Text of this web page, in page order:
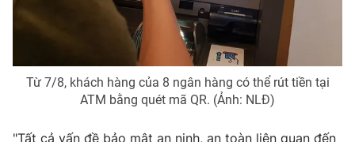
Thị trường
Lịch phát sóng
Chuyên mục khác
Emagazine Podcast
Từ 7/8, khách hàng của 8 ngân hàng có thể rút tiền tại
ATM bằng quét mã QR. (Ảnh: NLĐ)
"Tất cả vấn đề bảo mật an ninh, an toàn liên quan đến